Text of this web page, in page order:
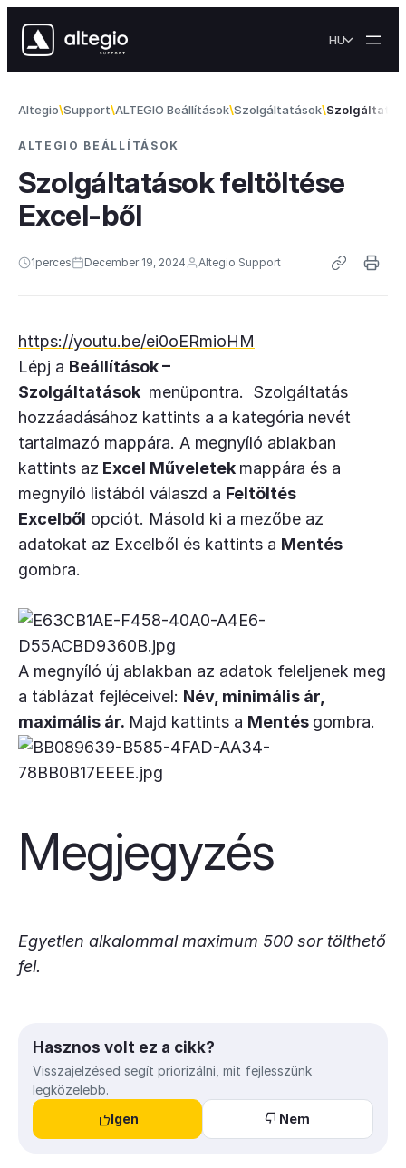
HU
Altegio Support ALTEGIO Beállítások Szolgáltatások
ALTEGIO BEÁLLÍTÁSOK
Szolgáltatások feltöltése
Excel-ből
1perces December 19, 2024 Altegio Support
https://youtu.be/ei0oERmioHM
Lépj a Beállítások –
Szolgáltatások menüpontra. Szolgáltatás
hozzáadásához kattints a a kategória nevét
tartalmazó mappára. A megnyíló ablakban
kattints az Excel Műveletek mappára és a
megnyíló listából válaszd a Feltöltés
Excelből opciót. Másold ki a mezőbe az
adatokat az Excelből és kattints a Mentés
gombra.
A megnyíló új ablakban az adatok feleljenek meg
a táblázat fejléceivel: Név, minimális ár,
maximális ár. Majd kattints a Mentés gombra.
Megjegyzés
Egyetlen alkalommal maximum 500 sor tölthető
fel.
Hasznos volt ez a cikk?
Visszajelzésed segít priorizálni, mit fejlesszünk
legközelebb.
Igen
Nem